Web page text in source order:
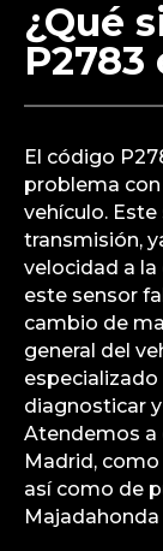
¿Qué
P2783
El código
problema con
vehículo. Este
transmisión,
velocidad a la
este sensor
cambio de
general del
diagnosticar
Atendemos a
Madrid,
así como de
Majadahonda